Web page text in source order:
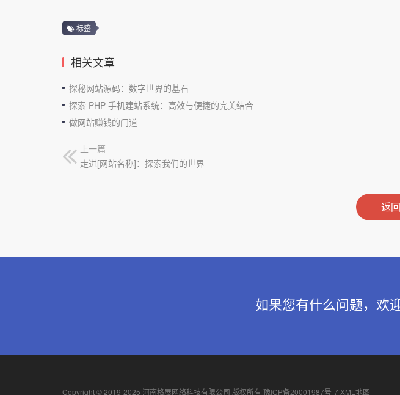
标签
相关文章
探秘网站源码：数字世界的基石
探索 PHP 手机建站系统：高效与便捷的完美结合
做网站赚钱的门道
上一篇
走进[网站名称]：探索我们的世界
返
如果您有什么问题，欢
Copyright © 2019-2025 河南格展网络科技有限公司 版权所有 豫ICP备20001987号-7 XML地图